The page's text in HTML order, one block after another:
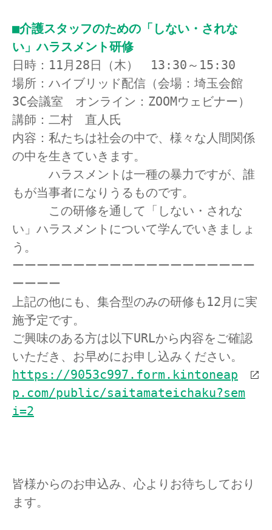
■介護スタッフのための「しない・されな
い」ハラスメント研修
日時：11月28日（木）　13:30～15:30
場所：ハイブリッド配信（会場：埼玉会館
3C会議室　オンライン：ZOOMウェビナー）
講師：二村　直人氏
内容：私たちは社会の中で、様々な人間関係
の中を生きていきます。
ハラスメントは一種の暴力ですが、誰
もが当事者になりうるものです。
この研修を通して「しない・されな
い」ハラスメントについて学んでいきましょ
う。
ーーーーーーーーーーーーーーーーーーーー
ーーーー
上記の他にも、集合型のみの研修も12月に実
施予定です。
ご興味のある方は以下URLから内容をご確認
https://9053c997.form.kintoneap
p.com/public/saitamateichaku?sem
i=2
皆様からのお申込み、心よりお待ちしており
ます。